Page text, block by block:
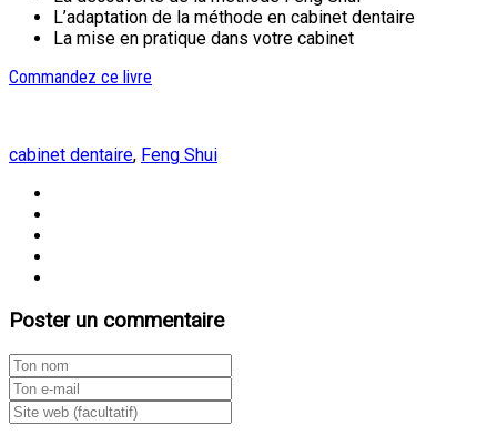
L’adaptation de la méthode en cabinet dentaire
La mise en pratique dans votre cabinet
Commandez ce livre
cabinet dentaire, Feng Shui
Poster un commentaire